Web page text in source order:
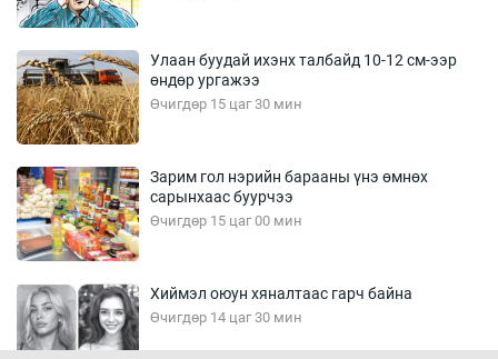
Улаан буудай ихэнх талбайд 10-12 см-ээр
өндөр ургажээ
Өчигдөр 15 цаг 30 мин
Зарим гол нэрийн барааны үнэ өмнөх
сарынхаас буурчээ
Өчигдөр 15 цаг 00 мин
Хиймэл оюун хяналтаас гарч байна
Өчигдөр 14 цаг 30 мин